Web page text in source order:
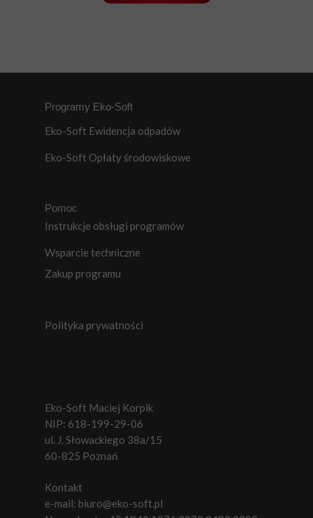
Pomoc
Instrukcje obsługi programów
Wsparcie techniczne
Zakup programu
Polityka prywatności
Programy Eko-Soft
Eko-Soft Opłaty środowiskowe
Eko-Soft Ewidencja odpadów
Eko-Soft Maciej Korpik
NIP: 618-199-29-06
ul. J. Słowackiego 38a/15
60-825 Poznań
Kontakt
e-mail: biuro@eko-soft.pl